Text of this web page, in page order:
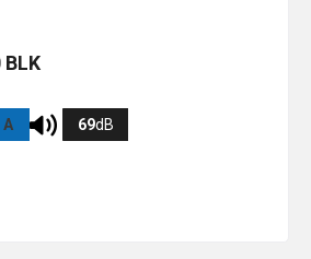
BLK
A 69dB